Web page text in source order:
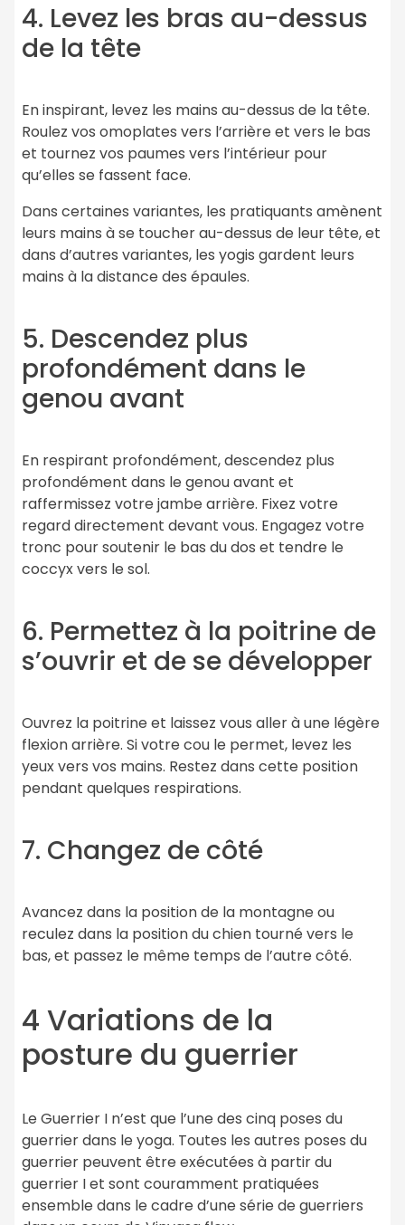
4. Levez les bras au-dessus
de la tête
En inspirant, levez les mains au-dessus de la tête.
Roulez vos omoplates vers l’arrière et vers le bas
et tournez vos paumes vers l’intérieur pour
qu’elles se fassent face.
Dans certaines variantes, les pratiquants amènent
leurs mains à se toucher au-dessus de leur tête, et
dans d’autres variantes, les yogis gardent leurs
mains à la distance des épaules.
5. Descendez plus
profondément dans le
genou avant
En respirant profondément, descendez plus
profondément dans le genou avant et
raffermissez votre jambe arrière. Fixez votre
regard directement devant vous. Engagez votre
tronc pour soutenir le bas du dos et tendre le
coccyx vers le sol.
6. Permettez à la poitrine de
s’ouvrir et de se développer
Ouvrez la poitrine et laissez vous aller à une légère
flexion arrière. Si votre cou le permet, levez les
yeux vers vos mains. Restez dans cette position
pendant quelques respirations.
7. Changez de côté
Avancez dans la position de la montagne ou
reculez dans la position du chien tourné vers le
bas, et passez le même temps de l’autre côté.
4 Variations de la
posture du guerrier
Le Guerrier I n’est que l’une des cinq poses du
guerrier dans le yoga. Toutes les autres poses du
guerrier peuvent être exécutées à partir du
guerrier I et sont couramment pratiquées
ensemble dans le cadre d’une série de guerriers